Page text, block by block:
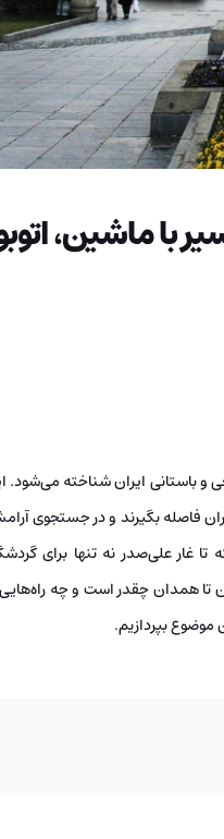
با ماشین،
و باستانی ایران شناخته
فاصله بگیرند و در جستجوی
غار علی‌صدر نه تنها برای
تا همدان چقدر است و چه
موضوع بپردازیم.